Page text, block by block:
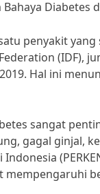
Diabetes
penyakit
(IDF),
Hal ini
sangat
gagal ginjal,
mempengaruhi